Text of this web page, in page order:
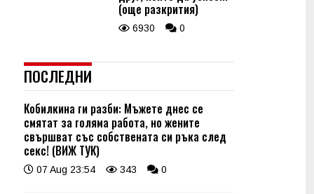
(още разкрития)
6930 0
ПОСЛЕДНИ
Кобилкина ги разби: Мъжете днес се
смятат за голяма работа, но жените
свършват със собствената си ръка след
секс! (ВИЖ ТУК)
07 Aug 23:54 343 0